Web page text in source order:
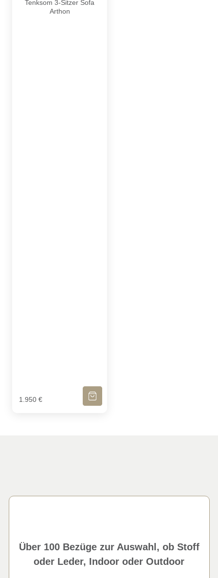
Tenksom 3-Sitzer Sofa
Arthon
1.950 €
IN DEN WARENKORB
Über 100 Bezüge zur Auswahl, ob Stoff
oder Leder, Indoor oder Outdoor